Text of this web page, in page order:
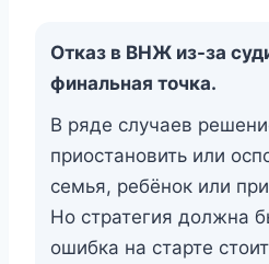
Отказ в ВНЖ из-за
финальная точка.
В ряде случаев
приостановить или
семья, ребёнок или
Но стратегия должна
ошибка на старте